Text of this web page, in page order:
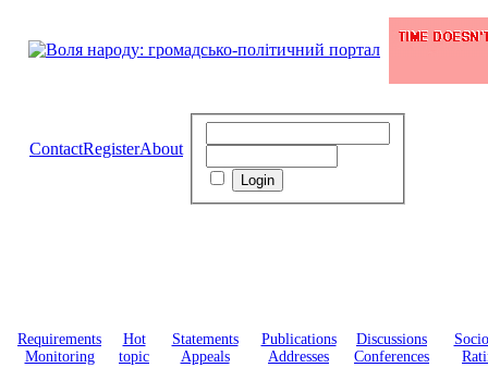
ContactRegisterAbout
Requirements
Monitoring
Hot
topic
Statements
Appeals
Publications
Addresses
Discussions
Conferences